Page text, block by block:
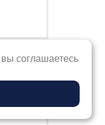
соглашаетесь